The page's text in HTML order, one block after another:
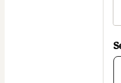
El